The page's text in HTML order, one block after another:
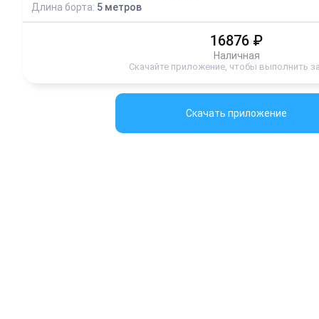
Длина борта: 5 метров
16876 ₽
Наличная
Скачайте приложение, чтобы выполнить
Скачать приложение